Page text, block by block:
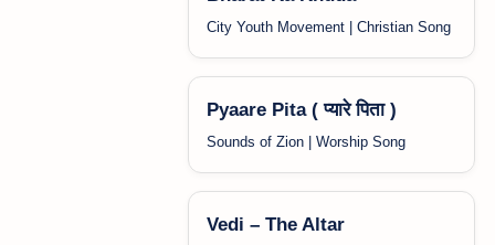
City Youth Movement | Christian Song
Pyaare Pita ( प्यारे पिता )
Sounds of Zion | Worship Song
Vedi – The Altar